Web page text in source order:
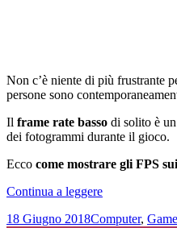
Non c’è niente di più frustrante
persone sono
Il frame rate basso di solito è
dei fotogrammi durante il gioco.
Ecco come mostrare gli FPS
Continua a leggereCome
gli
Scritto
18 Giugno 2018Categorie
Computer,